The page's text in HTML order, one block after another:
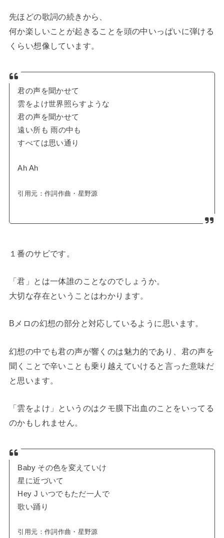
先ほどの歌詞の続きから、
何か楽しいことが起きることを頭の中いっぱいに弾ける
くらい想像しています。
君の声を聞かせて
雲をよけ世界照らすような
君の声を聞かせて
遠い所も 雨の中も
すべては思い通り
Ah Ah
引用元： 作詞作曲・星野源
１番のサビです。
「君」とは一体誰のことなのでしょうか。
大切な存在ということはわかります。
Bメロの幻想の部分と対応しているように思います。
幻想の中でも君の声が響くのは魅力的であり、君の声を
聞くことで辛いことも乗り越えていけると言った意味だ
と思います。
「雲をよけ」というのはクモ膜下出血のことをいってる
のかもしれません。
Baby その色を変えていけ
星に近づいて
Hey J いつでもただ一人で
歌い踊り
引用元： 作詞作曲・星野源